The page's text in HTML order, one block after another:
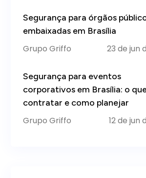
Segurança para órgãos
embaixadas em Brasília
Grupo Griffo 23 de jun
Segurança para eventos
corporativos em Brasília: o
contratar e como planejar
Grupo Griffo 12 de jun